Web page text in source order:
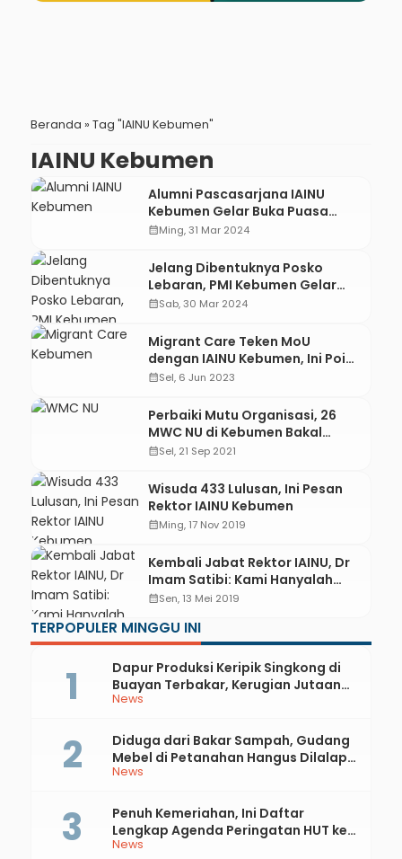
Beranda » Tag "IAINU Kebumen"
IAINU Kebumen
Alumni Pascasarjana IAINU
Kebumen Gelar Buka Puasa
Bersama Santri Pesantren Darul
calendar_monthMing, 31 Mar 2024
Jelang Dibentuknya Posko
Lebaran, PMI Kebumen Gelar
Latgab untuk Relawan
calendar_monthSab, 30 Mar 2024
Migrant Care Teken MoU
dengan IAINU Kebumen, Ini Poin
Kerjasamanya
calendar_monthSel, 6 Jun 2023
Perbaiki Mutu Organisasi, 26
MWC NU di Kebumen Bakal
“Diakreditasi”
calendar_monthSel, 21 Sep 2021
Wisuda 433 Lulusan, Ini Pesan
Rektor IAINU Kebumen
calendar_monthMing, 17 Nov 2019
Kembali Jabat Rektor IAINU, Dr
Imam Satibi: Kami Hanyalah
Butiran Debu
calendar_monthSen, 13 Mei 2019
TERPOPULER MINGGU INI
News
Dapur Produksi Keripik Singkong di
Buayan Terbakar, Kerugian Jutaan
Rupiah
News
Diduga dari Bakar Sampah, Gudang
Mebel di Petanahan Hangus Dilalap
Api
News
Penuh Kemeriahan, Ini Daftar
Lengkap Agenda Peringatan HUT ke-
81 RI dan Hari Jadi ke-397 Kabupaten